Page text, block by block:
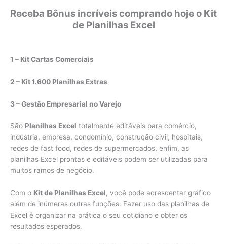
Receba Bônus incríveis comprando hoje o Kit
de Planilhas Excel
1 – Kit Cartas Comerciais
2 – Kit 1.600 Planilhas Extras
3 – Gestão Empresarial no Varejo
São Planilhas Excel totalmente editáveis para comércio,
indústria, empresa, condomínio, construção civil, hospitais,
redes de fast food, redes de supermercados, enfim, as
planilhas Excel prontas e editáveis podem ser utilizadas para
muitos ramos de negócio.
Com o Kit de Planilhas Excel, você pode acrescentar gráfico
além de inúmeras outras funções. Fazer uso das planilhas de
Excel é organizar na prática o seu cotidiano e obter os
resultados esperados.